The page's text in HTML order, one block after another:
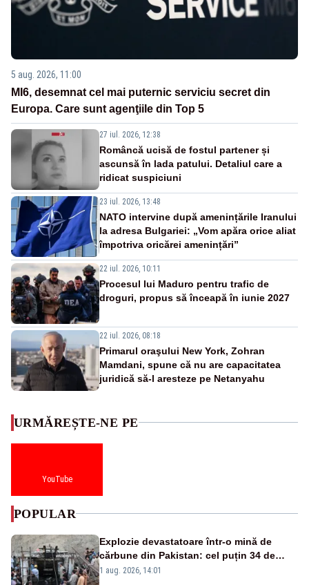
5 aug. 2026, 11:00
MI6, desemnat cel mai puternic serviciu secret din
Europa. Care sunt agenţiile din Top 5
27 iul. 2026, 12:38
Româncă ucisă de fostul partener și
ascunsă în lada patului. Detaliul care a
ridicat suspiciuni
23 iul. 2026, 13:48
NATO intervine după amenințările Iranului
la adresa Bulgariei: „Vom apăra orice aliat
împotriva oricărei amenințări”
22 iul. 2026, 10:11
Procesul lui Maduro pentru trafic de
droguri, propus să înceapă în iunie 2027
22 iul. 2026, 08:18
Primarul oraşului New York, Zohran
Mamdani, spune că nu are capacitatea
juridică să-l aresteze pe Netanyahu
URMĂREȘTE-NE PE
YouTube
POPULAR
Explozie devastatoare într-o mină de
cărbune din Pakistan: cel puțin 34 de
morți - VIDEO
1 aug. 2026, 14:01